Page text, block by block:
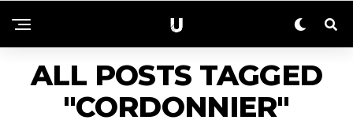
ALL POSTS TAGGED
"CORDONNIER"